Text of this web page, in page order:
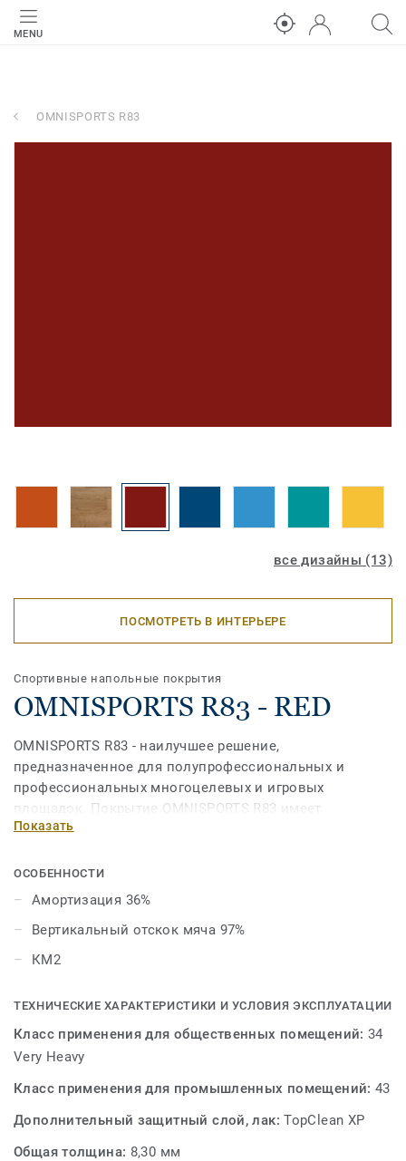
MENU
OMNISPORTS R83
все дизайны (13)
ПОСМОТРЕТЬ В ИНТЕРЬЕРЕ
Спортивные напольные покрытия
OMNISPORTS R83 - RED
OMNISPORTS R83 - наилучшее решение,
предназначенное для полупрофессиональных и
профессиональных многоцелевых и игровых
площадок. Покрытие OMNISPORTS R83 имеет
наибольшую толщину, а значит и лучший
определяющей характеристикой спортивного
покрытия, обеспечивающий максимальный комфорт
для профессиональных спортсменов.
Показать
ОСОБЕННОСТИ
Амортизация 36%
Вертикальный отскок мяча 97%
КМ2
ТЕХНИЧЕСКИЕ ХАРАКТЕРИСТИКИ И УСЛОВИЯ ЭКСПЛУАТАЦИИ
Класс применения для общественных помещений:34
Very Heavy
Класс применения для промышленных помещений:43
Дополнительный защитный слой, лак:TopClean XP
Общая толщина: 8,30 мм